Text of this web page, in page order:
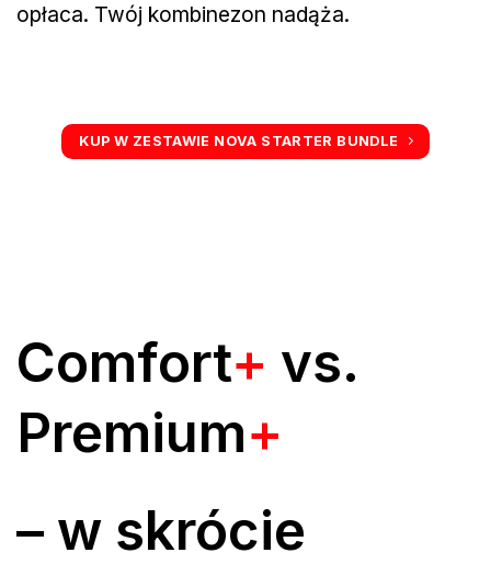
opłaca. Twój kombinezon nadąża.
KUP W ZESTAWIE NOVA STARTER BUNDLE
Comfort+ vs.
Premium+
– w skrócie